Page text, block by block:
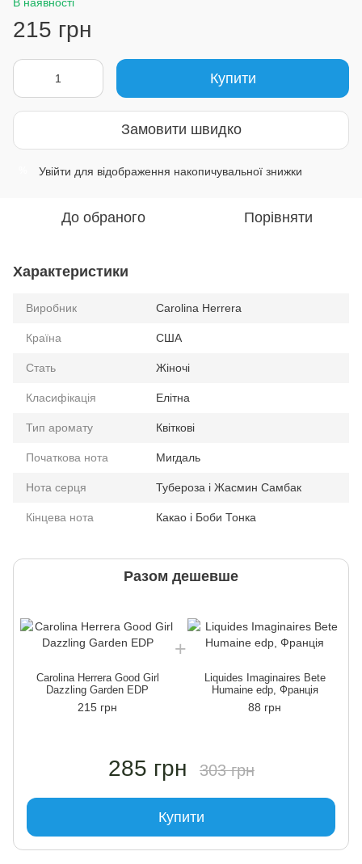
215 грн
Купити
Замовити швидко
Увійти для відображення накопичувальної знижки
До обраного Порівняти
Характеристики
Виробник Carolina Herrera
Країна США
Стать Жіночі
Класифікація Елітна
Тип аромату Квіткові
Початкова нота Мигдаль
Нота серця Тубероза і Жасмин Самбак
Кінцева нота Какао і Боби Тонка
Разом дешевше
Carolina Herrera Good Girl
Dazzling Garden EDP
215 грн
Liquides Imaginaires Bete
Humaine edp, Франція
88 грн
285 грн 303 грн
Купити